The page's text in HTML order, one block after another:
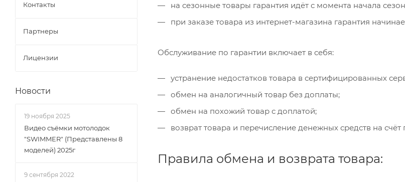
на сезонные товары гарантия идёт с момента начала
при заказе товара из интернет-магазина гарантия
Обслуживание по гарантии включает в себя:
устранение недостатков товара в сертифицированных
обмен на аналогичный товар без доплаты;
обмен на похожий товар с доплатой;
возврат товара и перечисление денежных средств на счёт
Правила обмена и возврата товара:
Контакты
Партнеры
Лицензии
Новости
19 ноября 2025
Видео съёмки мотолодок
"SWIMMER" (Представлены 8
моделей) 2025г
9 сентября 2022